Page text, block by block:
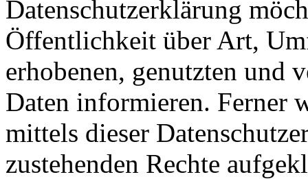
Datenschutzerklärung
Öffentlichkeit über Art,
erhobenen, genutzten und
Daten informieren. Ferner
mittels dieser
zustehenden Rechte